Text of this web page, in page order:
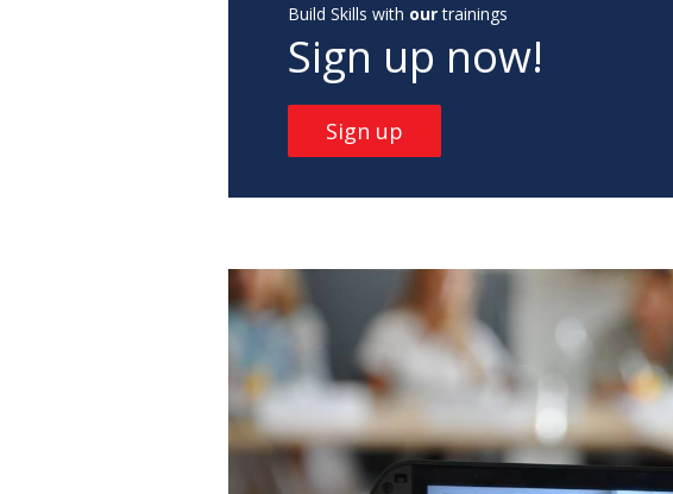
Build Skills with ourtrainings
Sign up now!
Sign up